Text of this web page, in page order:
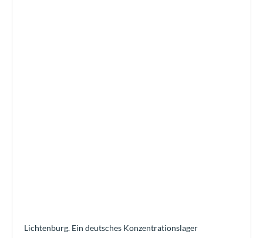
Lichtenburg. Ein deutsches Konzentrationslager